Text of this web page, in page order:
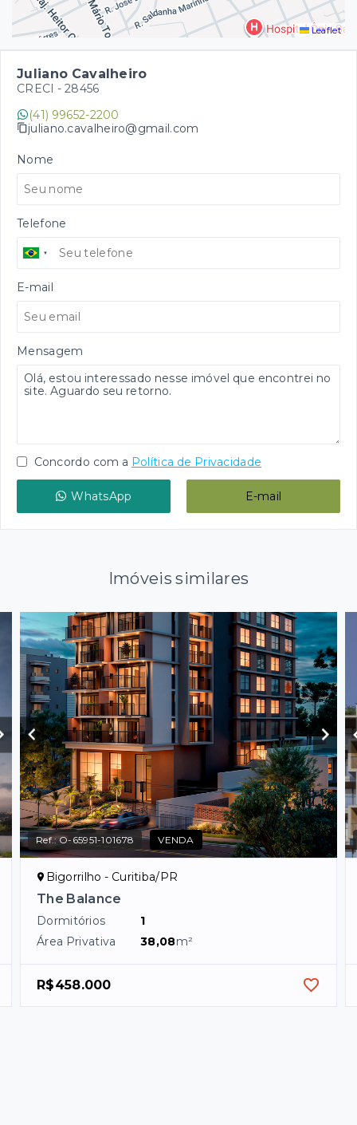
Leaflet
Juliano Cavalheiro
CRECI - 28456
(41) 99652-2200
juliano.cavalheiro@gmail.com
Nome
Telefone
E-mail
Mensagem
Concordo com a Política de Privacidade
WhatsApp E-mail
Imóveis similares
Ref.:O-65951-101678 VENDA
Bigorrilho - Curitiba/PR
The Balance
Dormitórios
1
Área Privativa
38,08m²
R$458.000